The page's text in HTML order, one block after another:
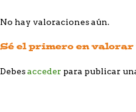
No hay valoraciones aún.
Sé el primero en valorar
Debesacceder para publicar